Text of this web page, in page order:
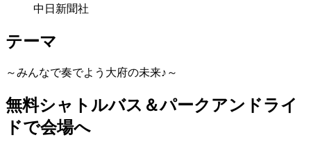
中日新聞社
テーマ
～みんなで奏でよう大府の未来♪～
無料シャトルバス＆パークアンドライ
ドで会場へ